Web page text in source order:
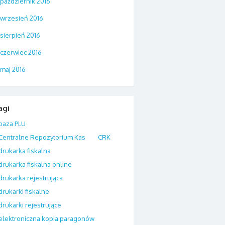
wrzesień 2016
sierpień 2016
czerwiec 2016
maj 2016
PLU
Repozytorium Kas
CRK
fiskalna
fiskalna online
rejestrująca
fiskalne
rejestrujące
kopia paragonów